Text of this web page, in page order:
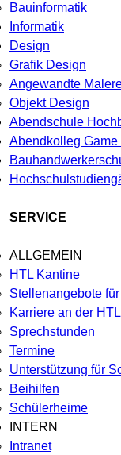
Bauinformatik
Informatik
Design
Grafik Design
Angewandte
Objekt Design
Abendschule
Abendkolleg
SERVICE
ALLGEMEIN
HTL Kantine
Stellenangebote
Karriere an der HTL
Sprechstunden
Termine
Unterstützung für
Beihilfen
Schülerheime
INTERN
Intranet